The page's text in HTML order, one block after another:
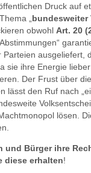
Druck auf
„ bundesweiter
obwohl Art. 20
Parteien ausgeliefert,
sie ihre Energie
Der Frust über
lässt den Ruf nach
lösen.
und Bürger ihre
diese erhalten!